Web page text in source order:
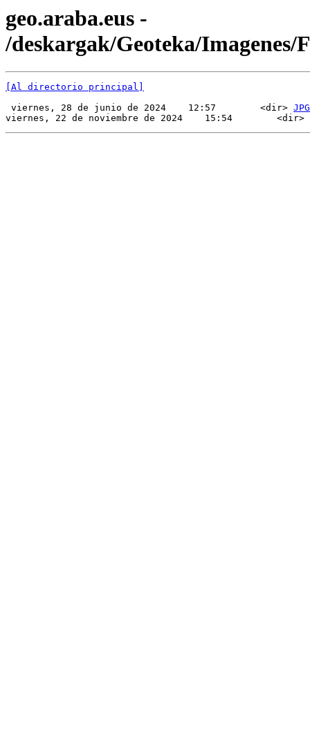
geo.araba.eus -
/deskargak/Geoteka/Imagenes/
[Al directorio principal]
viernes, 28 de junio de 2024    12:57        <dir> JPG
viernes, 22 de noviembre de 2024    15:54        <dir>